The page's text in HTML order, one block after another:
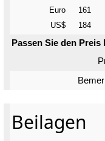
Euro 161
US$
184
Passen Sie den
Beilagen